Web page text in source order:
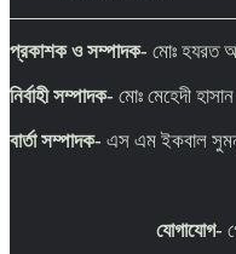
প্রকাশক ও সম্পাদক- মোঃ হযরত
নির্বাহী সম্পাদক- মোঃ মেহেদী হাসান
বার্তা সম্পাদক- এস এম ইকবাল
যোগাযোগ-